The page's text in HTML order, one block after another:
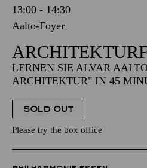
13:00 - 14:30
Aalto-Foyer
LERNEN SIE ALVAR
ARCHITEKTUR" IN 45
SOLD OUT
Please try the box office